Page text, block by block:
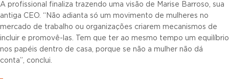
A profissional finaliza trazendo uma visão de Marise Barroso, sua
antiga CEO. “Não adianta só um movimento de mulheres no
mercado de trabalho ou organizações criarem mecanismos de
incluir e promovê-las. Tem que ter ao mesmo tempo um equilíbrio
nos papéis dentro de casa, porque se não a mulher não dá
conta”, conclui.